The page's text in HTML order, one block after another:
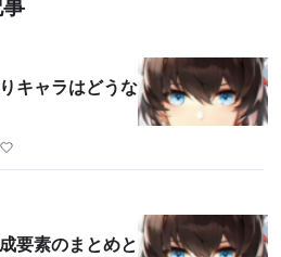
キャラはどうな
要素のまとめと